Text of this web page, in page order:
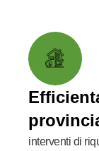
interventi di